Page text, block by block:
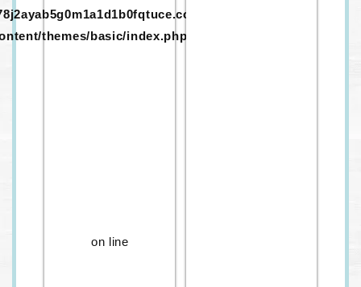
wp-
themes/basic/index.php
on line